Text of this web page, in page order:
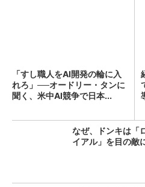
「すし職人をAI開発の輪に入
れろ」──オードリー・タンに
聞く、米中AI競争で日本...
なぜ、ドンキは「
イアル」を目の